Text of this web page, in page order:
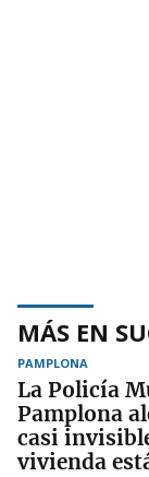
MÁS EN
PAMPLONA
La Policía
Pamplona
casi
vivienda